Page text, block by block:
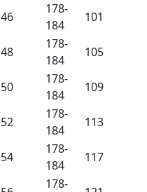
46
178-
184
101
48
178-
184
105
50
178-
184
109
52
178-
184
113
54
178-
184
117
178-